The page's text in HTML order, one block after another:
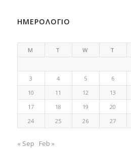
ΗΜΕΡΟΛΟΓΙΟ
M T W T
3
4 5 6
10
11 12 13
17
18 19 20
24
25 26 27
« Sep Feb »